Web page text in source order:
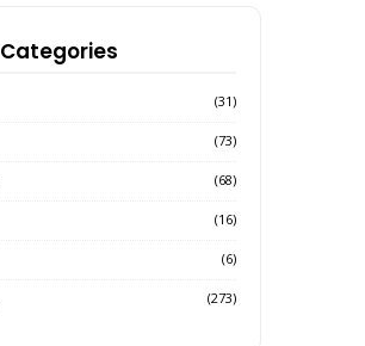
Categories
(31)
(73)
(68)
(16)
(6)
(273)